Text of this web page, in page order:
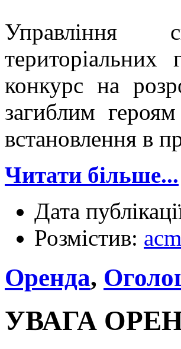
Управління
територіальних
конкурс на
загиблим
встановлення в
Читати більше...
Дата
Розмістив: acm
Оренда,
УВАГА